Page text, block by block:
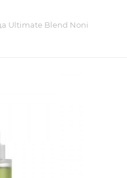
Ultimate Blend Noni